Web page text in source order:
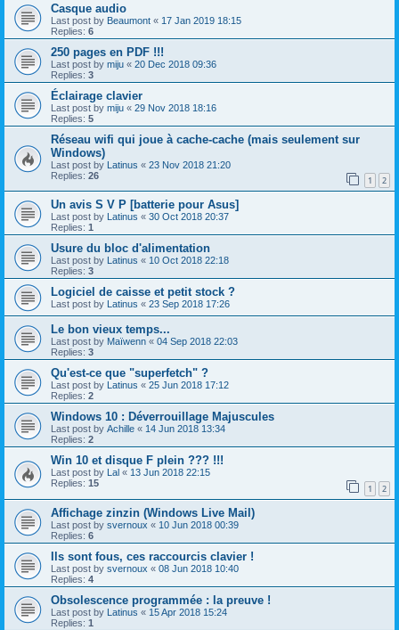
Casque audio
Last post by Beaumont « 17 Jan 2019 18:15
Replies: 6
250 pages en PDF !!!
Last post by miju « 20 Dec 2018 09:36
Replies: 3
Éclairage clavier
Last post by miju « 29 Nov 2018 18:16
Replies: 5
Réseau wifi qui joue à cache-cache (mais seulement sur
Windows)
Last post by Latinus « 23 Nov 2018 21:20
Replies: 26 1 2
Un avis S V P [batterie pour Asus]
Last post by Latinus « 30 Oct 2018 20:37
Replies: 1
Usure du bloc d'alimentation
Last post by Latinus « 10 Oct 2018 22:18
Replies: 3
Logiciel de caisse et petit stock ?
Last post by Latinus « 23 Sep 2018 17:26
Le bon vieux temps...
Last post by Maïwenn « 04 Sep 2018 22:03
Replies: 3
Qu'est-ce que "superfetch" ?
Last post by Latinus « 25 Jun 2018 17:12
Replies: 2
Windows 10 : Déverrouillage Majuscules
Last post by Achille « 14 Jun 2018 13:34
Replies: 2
Win 10 et disque F plein ??? !!!
Last post by Lal « 13 Jun 2018 22:15
Replies: 15 1 2
Affichage zinzin (Windows Live Mail)
Last post by svernoux « 10 Jun 2018 00:39
Replies: 6
Ils sont fous, ces raccourcis clavier !
Last post by svernoux « 08 Jun 2018 10:40
Replies: 4
Obsolescence programmée : la preuve !
Last post by Latinus « 15 Apr 2018 15:24
Replies: 1